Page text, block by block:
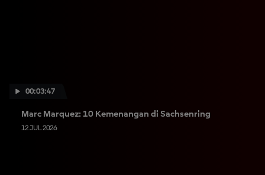
00:03:47
Marc Marquez: 10 Kemenangan di Sachsenring
12 JUL 2026